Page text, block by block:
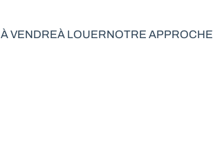
À VENDREÀ LOUERNOTRE APPROCHE